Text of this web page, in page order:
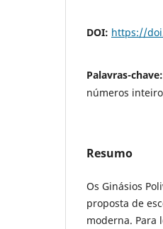
DOI: https://
Palavras-chave:
números
Resumo
Os Ginásios
proposta de
moderna. Para